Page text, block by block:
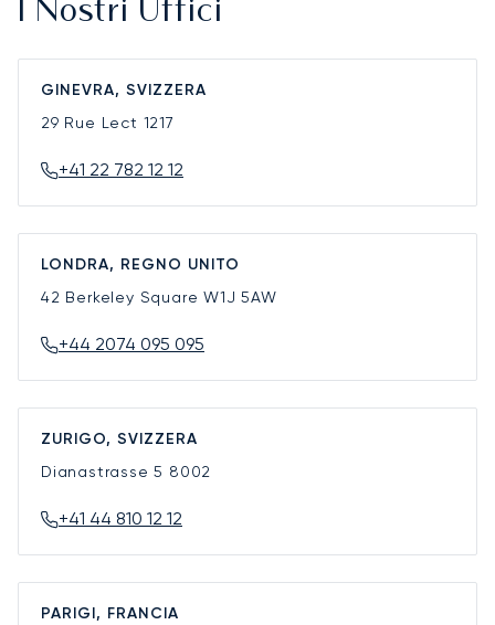
I Nostri Uffici
GINEVRA, SVIZZERA
29 Rue Lect 1217
+41 22 782 12 12
LONDRA, REGNO UNITO
42 Berkeley SquareW1J 5AW
+44 2074 095 095
ZURIGO, SVIZZERA
Dianastrasse 5 8002
+41 44 810 12 12
PARIGI, FRANCIA